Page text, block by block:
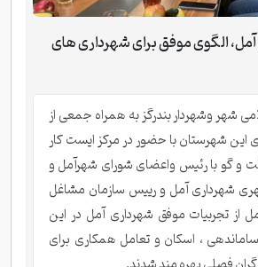
الگوی موفق برای شهرداری های
شهر وشهردار بندرگز به همراه جمعی از
این شهرستان با حضور در مرکز ایست کار
و گو با رئیس واعضای شورای شهرآمل و
شهرداری آمل و رییس سازمان مشاغل
از تجربیات موفق شهرداری آمل در این
، اسکان و تعامل همکاری برای